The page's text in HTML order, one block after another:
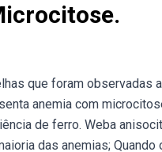
que foram observadas
anemia com
de ferro. Weba
das anemias;